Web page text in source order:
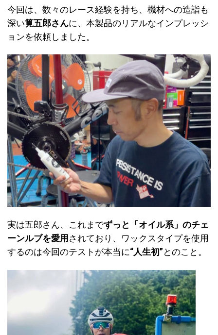
商
品
に
は
数
の
バ
リ
エ
ー
シ
ョ
ン
が
あ
り
ま
す。
オ
プ
シ
ョ
ー
今回は、数々のレース経験を持ち、機材への造詣も
深い筧五郎さんに、本製品のリアルなインプレッシ
ョンを依頼しました。
実は五郎さん、これまでずっと「オイル系」のチェ
ーンルブを愛用 されており、ワックスタイプを使用
するのは今回のテストが本当に“人生初” とのこと。